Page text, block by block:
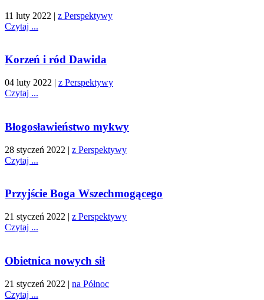
11 luty 2022 | z Perspektywy
Czytaj ...
Korzeń i ród Dawida
04 luty 2022 | z Perspektywy
Czytaj ...
Błogosławieństwo mykwy
28 styczeń 2022 | z Perspektywy
Czytaj ...
Przyjście Boga Wszechmogącego
21 styczeń 2022 | z Perspektywy
Czytaj ...
Obietnica nowych sił
21 styczeń 2022 | na Północ
Czytaj ...